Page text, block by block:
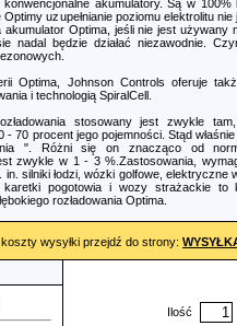
akumulatory. Są w 100%
uzupełnianie poziomu elektrolitu
akumulator Optima, jeśli nie jest używany
nadal będzie działać niezawodnie.
Optima, Johnson Controls oferuje
i technologią SpiralCell.
stosowany jest zwykle
70 procent jego pojemności. Stąd
". Różni się on znacząco od
zwykle w 1 - 3 %.Zastosowania,
in. silniki łodzi, wózki golfowe, elektryczne
karetki pogotowia i wozy strażackie to
rozładowania Optima.
wysyłki przejdź do strony:
Ilość